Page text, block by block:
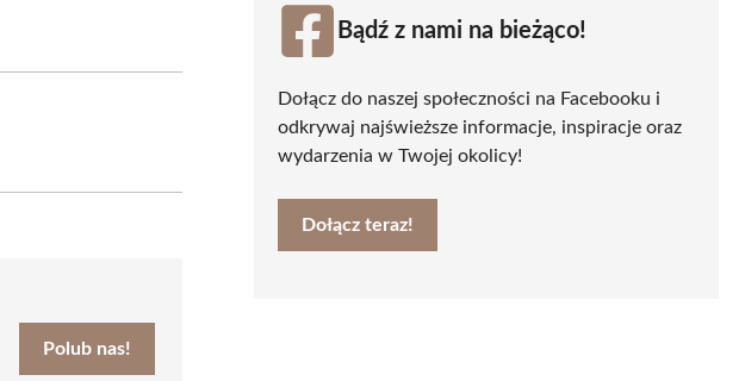
Polub nas!
Bądź z nami na bieżąco!
Dołącz do naszej społeczności na Facebooku i
odkrywaj najświeższe informacje, inspiracje oraz
wydarzenia w Twojej okolicy!
Dołącz teraz!